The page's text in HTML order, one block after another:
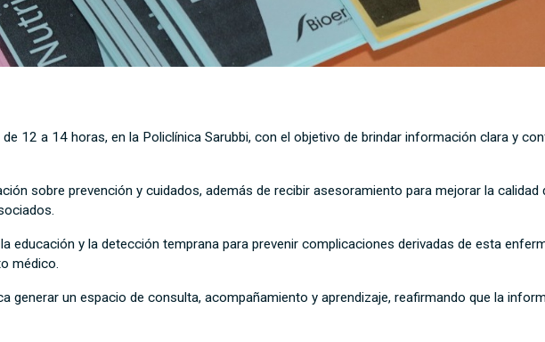
12 a 14 horas, en la Policlínica Sarubbi, con el objetivo de brindar información clara y
sobre prevención y cuidados, además de recibir asesoramiento para mejorar la calidad
educación y la detección temprana para prevenir complicaciones derivadas de esta
médico.
generar un espacio de consulta, acompañamiento y aprendizaje, reafirmando que la